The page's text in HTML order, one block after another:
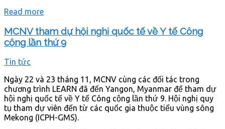
Read more
MCNV tham dự hội nghị quốc tế về Y tế Công
cộng lần thứ 9
Tin tức
Ngày 22 và 23 tháng 11, MCNV cùng các đối tác trong
chương trình LEARN đã đến Yangon, Myanmar để tham dự
hội nghị quốc tế về Y tế Công cộng lần thứ 9. Hội nghị quy
tụ tham dự viên đến từ các quốc gia thuộc tiểu vùng sông
Mekong (ICPH-GMS).